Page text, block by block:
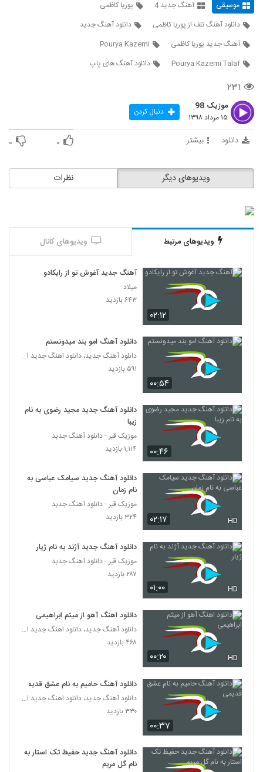
5354
5355
۲۴۵ بازدید
5357
دانلود آهنگ جدید و زیبای علی منتظری با نام
5358
آهنگ دیوانگی از امیر رضا آل صفر(پاپ)
۲۱۵ بازدید
میلاد فلاح آهنگ خودتی فرشته
آهنگ کامران مولایی بنام آغوش ویرونه
۴۸۷ بازدید
دانلود آهنگ دل دل نکن از علیرضا قرینه
5363
آهنگ مسند بنام وابده
آهنگ رضا ثابتی بنام مهم نیست
5365
دانلود آهنگ سام حالم بده
۱۷۸ بازدید
دانلود آهنگ یاسان هواتو داره (Yasan
Havato Dareh)
5367
دانلود آهنگ ساسان محقق عطرت
5368
موزیک زیبای ای یار از رضا یوسفی پور
۲۲۷ بازدید
دانلود آهنگ پوریا صالحی دنیا
5370
آهنگ جبرئیل از امید عقیلی(پاپ)
۲۳۴ بازدید
موسیقی آهنگ جدید 4
پوریا کاظمی
دانلود آهنگ تلف از پوریا کاظمی
دانلود آهنگ جدید
آهنگ جدید پوریا کاظمی
Pourya Kazemi
Pourya Kazemi Talaf
دانلود آهنگ های پاپ
۲۳۱
موزیک 98
۱۵ مرداد ۱۳۹۸ دنبال کردن
دانلود بیشتر ۰ ۰
نظرات ویدیوهای دیگر
ویدیوهای مرتبط ویدیوهای کانال
۰۲:۱۲
آهنگ جدید آغوش تو از رایکادو
میلاد
۶۴۳ بازدید
۰۰:۵۴
دانلود آهنگ امو بند میدونستم
دانلود آهنگ جدید، دانلود اهنگ جدید ایرانی
۵۹۱ بازدید
۰۰:۴۶
دانلود آهنگ جدید مجید رضوی به نام
زیبا
موزیک قیر - دانلود آهنگ جدبد
۱,۱۱۴ بازدید
۰۲:۱۷ HD
دانلود آهنگ جدید سیامک عباسی به
نام زمان
موزیک قیر - دانلود آهنگ جدبد
۳۲۴ بازدید
۰۱:۰۰ HD
دانلود آهنگ جدید آژند به نام ژیار
موزیک قیر - دانلود آهنگ جدبد
۲۸۷ بازدید
۰۰:۲۰ HD
دانلود اهنگ آهو از میثم ابراهیمی
دانلود آهنگ جدید، دانلود اهنگ جدید ایرانی
۴۶۸ بازدید
۰۰:۳۷
دانلود آهنگ حامیم به نام عشق قدیمی
دانلود آهنگ جدید، دانلود اهنگ جدید ایرانی
۳۳۰ بازدید
دانلود آهنگ جدید حفیظ تک استار به
نام گل مریم